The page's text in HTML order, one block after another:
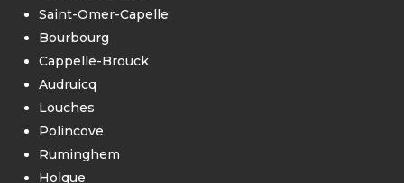
Saint-Omer-Capelle
Bourbourg
Cappelle-Brouck
Audruicq
Louches
Polincove
Ruminghem
Holque